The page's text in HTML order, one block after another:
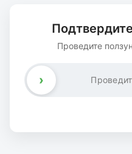
Проведите
›